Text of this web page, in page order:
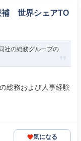
補 世界シェアTO
社の総務グループの
総務および人事経験
気になる